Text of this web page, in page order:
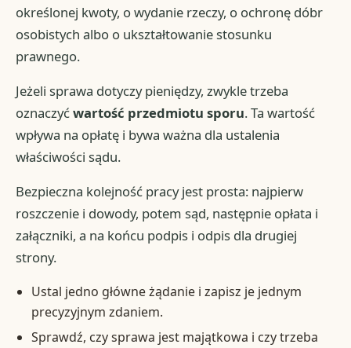
określonej kwoty, o wydanie rzeczy, o ochronę dóbr
osobistych albo o ukształtowanie stosunku
prawnego.
Jeżeli sprawa dotyczy pieniędzy, zwykle trzeba
oznaczyćwartość przedmiotu sporu. Ta wartość
wpływa na opłatę i bywa ważna dla ustalenia
właściwości sądu.
Bezpieczna kolejność pracy jest prosta: najpierw
roszczenie i dowody, potem sąd, następnie opłata i
załączniki, a na końcu podpis i odpis dla drugiej
strony.
Ustal jedno główne żądanie i zapisz je jednym
precyzyjnym zdaniem.
Sprawdź, czy sprawa jest majątkowa i czy trzeba